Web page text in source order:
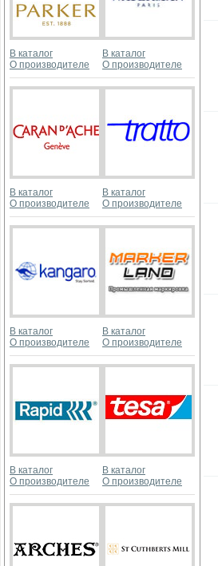
В каталог
О производителе
В каталог
О производителе
В каталог
О производителе
В каталог
О производителе
В каталог
О производителе
В каталог
О производителе
В каталог
О производителе
В каталог
О производителе